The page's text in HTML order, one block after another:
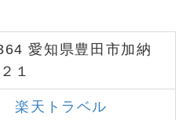
愛知県豊田市加納
１
楽天トラベル